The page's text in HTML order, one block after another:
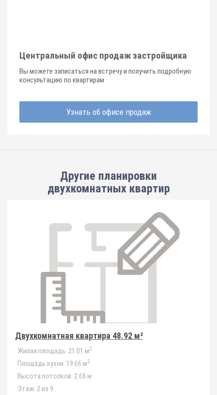
Центральный офис продаж застройщика
Вы можете записаться на встречу и получить подробную
консультацию по квартирам
Узнать об офисе продаж
Другие планировки
двухкомнатных квартир
Двухкомнатная квартира 48.92 м²
Жилая площадь: 21.01 м2
Площадь кухни: 19.66 м2
Высота потолков: 2.68 м
Этаж: 2 из 9